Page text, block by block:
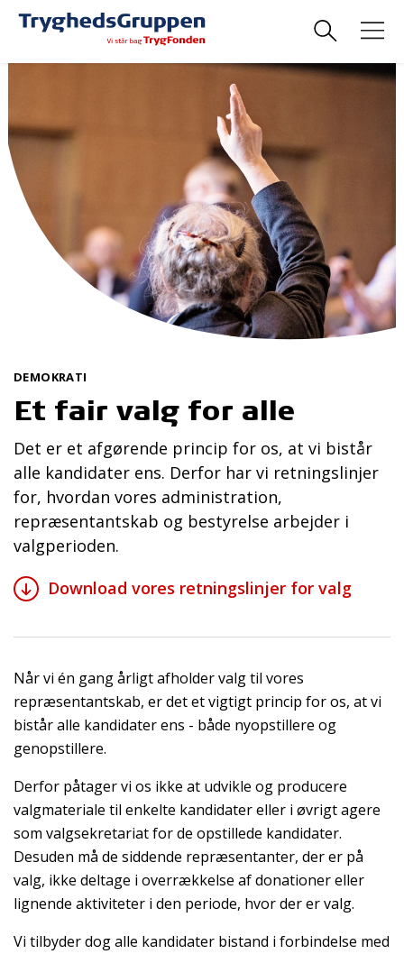
DEMOKRATI
Et fair valg for alle
Det er et afgørende princip for os, at vi bistår
alle kandidater ens. Derfor har vi retningslinjer
for, hvordan vores administration,
repræsentantskab og bestyrelse arbejder i
valgperioden.
Download vores retningslinjer for valg
Når vi én gang årligt afholder valg til vores
repræsentantskab, er det et vigtigt princip for os, at vi
bistår alle kandidater ens - både nyopstillere og
genopstillere.
Derfor påtager vi os ikke at udvikle og producere
valgmateriale til enkelte kandidater eller i øvrigt agere
som valgsekretariat for de opstillede kandidater.
Desuden må de siddende repræsentanter, der er på
valg, ikke deltage i overrækkelse af donationer eller
lignende aktiviteter i den periode, hvor der er valg.
Vi tilbyder dog alle kandidater bistand i forbindelse med